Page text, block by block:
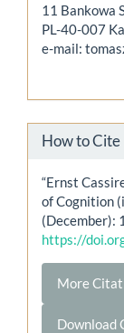
11 Bankowa
PL-40-007
e-mail:
How to Cite
“Ernst
of Cognition
(December):
https://
More
Download